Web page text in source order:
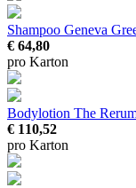
Shampoo Geneva
€ 64,80
pro Karton
Bodylotion The
€ 110,52
pro Karton